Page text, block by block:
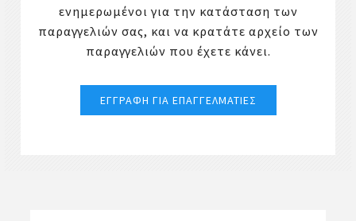
ενημερωμένοι για την κατάσταση των
παραγγελιών σας, και να κρατάτε αρχείο των
παραγγελιών που έχετε κάνει.